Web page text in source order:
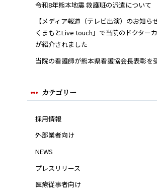
令和8年熊本地震 救護班の派遣について
【メディア報道（テレビ出演）のお知ら
くまもとLive touch』で当院のドクター
が紹介されました
当院の看護師が熊本県看護協会長表彰を
カテゴリー
採用情報
外部業者向け
NEWS
プレスリリース
医療従事者向け